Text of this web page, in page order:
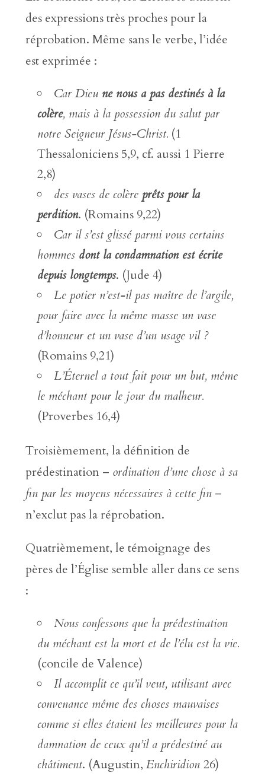
des expressions très proches pour la
réprobation. Même sans le verbe, l’idée
est exprimée :
Car Dieu ne nous a pas destinés à la
colère, mais à la possession du salut par
notre Seigneur Jésus-Christ.(1
Thessaloniciens 5,9, cf. aussi 1 Pierre
2,8)
des vases de colère prêts pour la
perdition. (Romains 9,22)
Car il s’est glissé parmi vous certains
hommes dont la condamnation est écrite
depuis longtemps. (Jude 4)
Le potier n’est-il pas maître de l’argile,
pour faire avec la même masse un vase
d’honneur et un vase d’un usage vil ?
(Romains 9,21)
L’Éternel a tout fait pour un but, même
le méchant pour le jour du malheur.
(Proverbes 16,4)
Troisièmement, la définition de
prédestination – ordination d’une chose à sa
fin par les moyens nécessaires à cette fin–
n’exclut pas la réprobation.
Quatrièmement, le témoignage des
pères de l’Église semble aller dans ce sens
:
Nous confessons que la prédestination
du méchant est la mort et de l’élu est la vie.
(concile de Valence)
Il accomplit ce qu’il veut, utilisant avec
convenance même des choses mauvaises
comme si elles étaient les meilleures pour la
damnation de ceux qu’il a prédestiné au
châtiment. (Augustin, Enchiridion 26)